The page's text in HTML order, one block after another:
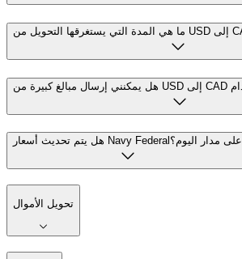
هل يتم تحديث أسعار Navy Federalعلى مدار اليوم؟
تحويل الأموال